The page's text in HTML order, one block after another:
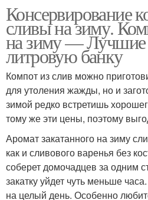
Консервирование
сливы на зиму.
на зиму — Лучшие
литровую банку
Компот из слив можно
для утоления жажды, но и
зимой редко встретишь
тому же эти цены, поэтому
Аромат закатанного на зиму
как и сливового варенья без
соберет домочадцев за одним
закатку уйдет чуть меньше
на целый день. Особенно